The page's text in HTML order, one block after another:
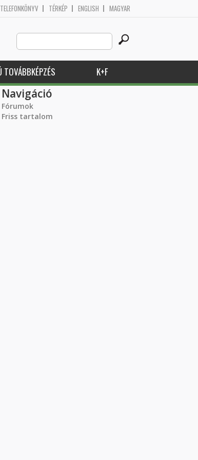
TELEFONKÖNYV TÉRKÉP ENGLISH MAGYAR
Search
this
site
TOVÁBBKÉPZÉS K+F
Navigáció
Fórumok
Friss tartalom